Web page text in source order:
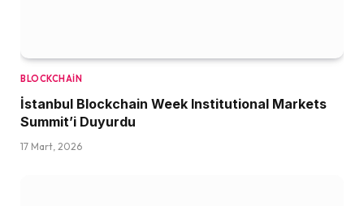
BLOCKCHAIN
İstanbul Blockchain Week Institutional Markets
Summit’i Duyurdu
17 Mart, 2026